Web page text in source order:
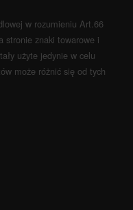
w rozumieniu Art.66
stronie znaki towarowe i
użyte jedynie w celu
może różnić się od tych